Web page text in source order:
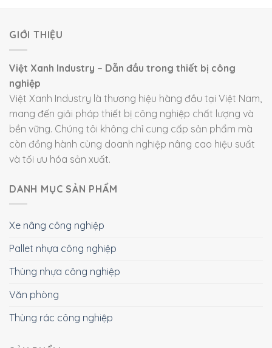
GIỚI THIỆU
Việt Xanh Industry – Dẫn đầu trong thiết bị công
nghiệp
Việt Xanh Industry là thương hiệu hàng đầu tại Việt Nam,
mang đến giải pháp thiết bị công nghiệp chất lượng và
bền vững. Chúng tôi không chỉ cung cấp sản phẩm mà
còn đồng hành cùng doanh nghiệp nâng cao hiệu suất
và tối ưu hóa sản xuất.
DANH MỤC SẢN PHẨM
Xe nâng công nghiệp
Pallet nhựa công nghiệp
Thùng nhựa công nghiệp
Văn phòng
Thùng rác công nghiệp